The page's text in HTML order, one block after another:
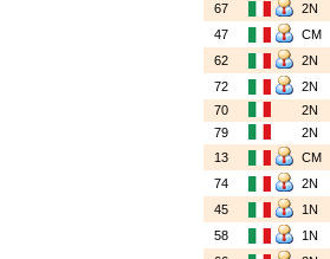
67
2N
47
CM
62
2N
72
2N
70
2N
79
2N
13
CM
74
2N
45
1N
58
1N